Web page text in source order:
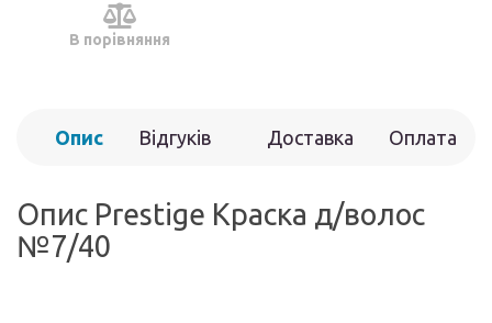
В порівняння
Опис Відгуків Доставка Оплата
Опис Prestige Краска д/волос
№7/40